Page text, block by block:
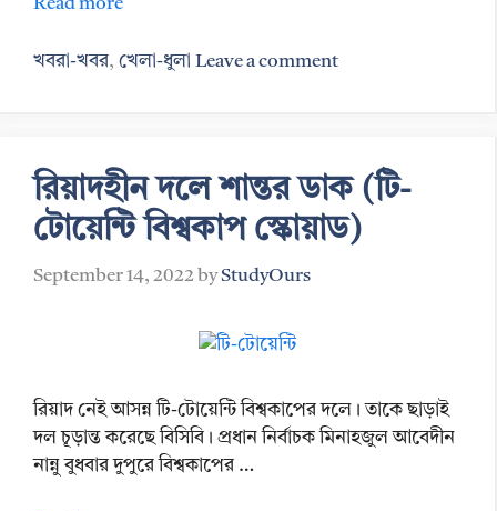
Categories
খবরা-খবর, খেলা-ধুলা Leave a comment
রিয়াদহীন দলে শান্তর ডাক (টি-
টোয়েন্টি বিশ্বকাপ স্কোয়াড)
September 14, 2022 byStudyOurs
রিয়াদ নেই আসন্ন টি-টোয়েন্টি বিশ্বকাপের দলে। তাকে ছাড়াই
দল চূড়ান্ত করেছে বিসিবি। প্রধান নির্বাচক মিনাহজুল আবেদীন
নান্নু বুধবার দুপুরে বিশ্বকাপের …